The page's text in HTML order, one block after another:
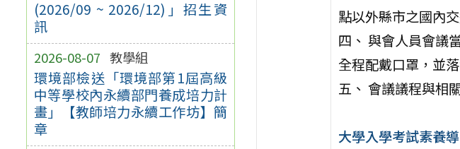
(2026/09 ~ 2026/12)」招生資
訊
2026-08-07 教學組
環境部檢送「環境部第1屆高級
中等學校內永續部門養成培力計
畫」【教師培力永續工作坊】簡
章
點以外縣市之國內
四、 與會人員會議
全程配戴口罩，並
五、 會議議程與相
大學入學考試素養